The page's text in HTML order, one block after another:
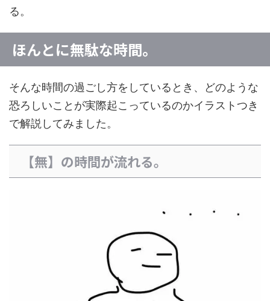
る。
ほんとに無駄な時間。
そんな時間の過ごし方をしているとき、どのような
恐ろしいことが実際起こっているのかイラストつき
で解説してみました。
【無】の時間が流れる。